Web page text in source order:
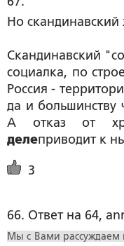
Но
Скандинавский
социалка, по
Россия -
да и большинству
А отказ от
делеприводит к
3
66. Ответ на 64,
Мы с Вами рассуждаем